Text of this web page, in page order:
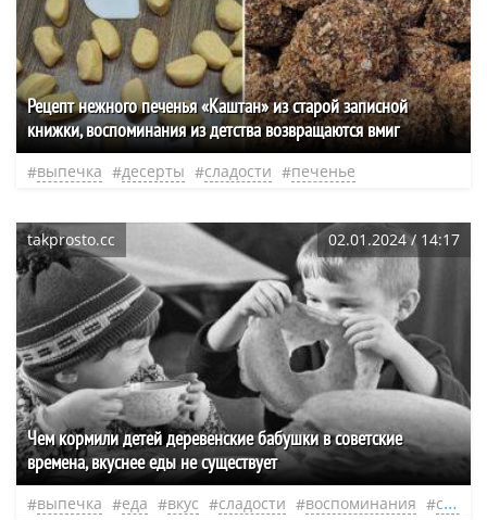
Рецепт нежного печенья «Каштан» из старой записной
книжки, воспоминания из детства возвращаются вмиг
выпечка десерты сладости печенье
takprosto.cc 02.01.2024 / 14:17
Чем кормили детей деревенские бабушки в советские
времена, вкуснее еды не существует
выпечка еда вкус сладости воспоминания сове